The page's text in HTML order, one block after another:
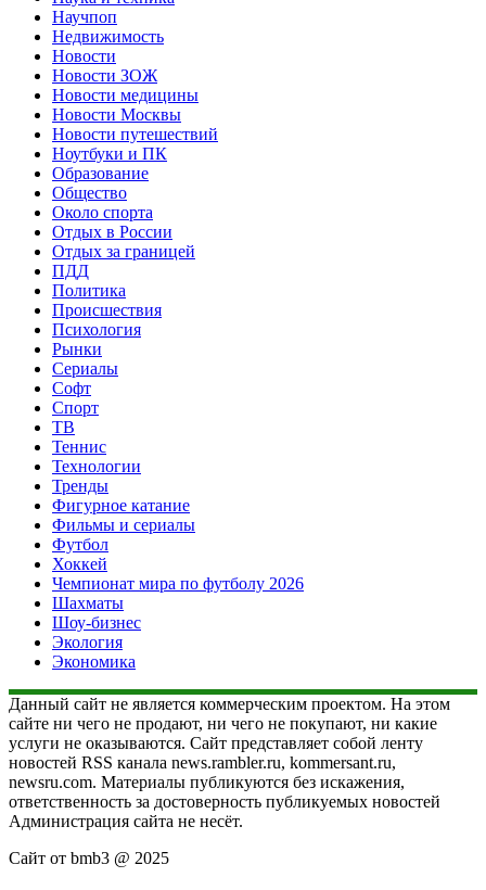
Научпоп
Недвижимость
Новости
Новости ЗОЖ
Новости медицины
Новости Москвы
Новости путешествий
Ноутбуки и ПК
Образование
Общество
Около спорта
Отдых в России
Отдых за границей
ПДД
Политика
Происшествия
Психология
Рынки
Сериалы
Софт
Спорт
ТВ
Теннис
Технологии
Тренды
Фигурное катание
Фильмы и сериалы
Футбол
Хоккей
Чемпионат мира по футболу 2026
Шахматы
Шоу-бизнес
Экология
Экономика
Данный сайт не является коммерческим проектом. На этом
сайте ни чего не продают, ни чего не покупают, ни какие
услуги не оказываются. Сайт представляет собой ленту
новостей RSS канала news.rambler.ru, kommersant.ru,
newsru.com. Материалы публикуются без искажения,
ответственность за достоверность публикуемых новостей
Администрация сайта не несёт.
Сайт от bmb3 @ 2025